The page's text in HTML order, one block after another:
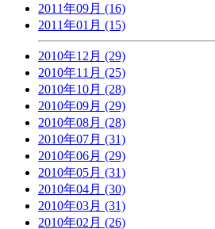
2011年09月 (16)
2011年01月 (15)
2010年12月 (29)
2010年11月 (25)
2010年10月 (28)
2010年09月 (29)
2010年08月 (28)
2010年07月 (31)
2010年06月 (29)
2010年05月 (31)
2010年04月 (30)
2010年03月 (31)
2010年02月 (26)